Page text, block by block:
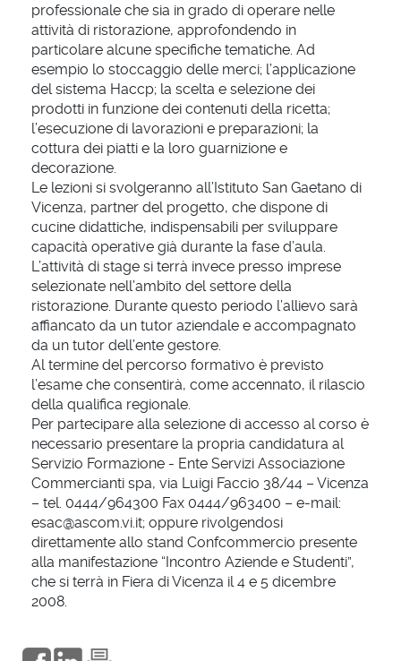
professionale che sia in grado di operare nelle
attività di ristorazione, approfondendo in
particolare alcune specifiche tematiche. Ad
esempio lo stoccaggio delle merci; l’applicazione
del sistema Haccp; la scelta e selezione dei
prodotti in funzione dei contenuti della ricetta;
l’esecuzione di lavorazioni e preparazioni; la
cottura dei piatti e la loro guarnizione e
decorazione.
Le lezioni si svolgeranno all’Istituto San Gaetano di
Vicenza, partner del progetto, che dispone di
cucine didattiche, indispensabili per sviluppare
capacità operative già durante la fase d’aula.
L’attività di stage si terrà invece presso imprese
selezionate nell’ambito del settore della
ristorazione. Durante questo periodo l’allievo sarà
affiancato da un tutor aziendale e accompagnato
da un tutor dell’ente gestore.
Al termine del percorso formativo è previsto
l’esame che consentirà, come accennato, il rilascio
della qualifica regionale.
Per partecipare alla selezione di accesso al corso è
necessario presentare la propria candidatura al
Servizio Formazione - Ente Servizi Associazione
Commercianti spa, via Luigi Faccio 38/44 – Vicenza
– tel. 0444/964300 Fax 0444/963400 – e-mail:
esac@ascom.vi.it; oppure rivolgendosi
direttamente allo stand Confcommercio presente
alla manifestazione “Incontro Aziende e Studenti”,
che si terrà in Fiera di Vicenza il 4 e 5 dicembre
2008.